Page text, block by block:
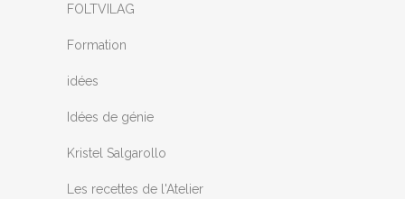
FOLTVILAG
Formation
idées
Idées de génie
Kristel Salgarollo
Les recettes de l'Atelier